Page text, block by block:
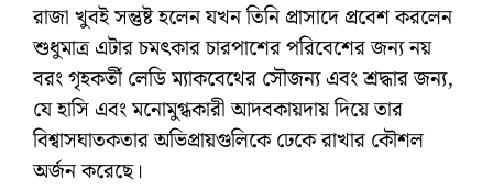
রাজা খুবই সন্তুষ্ট হলেন যখন তিনি প্রাসাদে প্রবেশ করলেন
শুধুমাত্র এটার চমৎকার চারপাশের পরিবেশের জন্য নয়
বরং গৃহকর্তী লেডি ম্যাকবেথের সৌজন্য এবং শ্রদ্ধার জন্য,
যে হাসি এবং মনোমুগ্ধকারী আদবকায়দায় দিয়ে তার
বিশ্বাসঘাতকতার অভিপ্রায়গুলিকে ঢেকে রাখার কৌশল
অর্জন করেছে।